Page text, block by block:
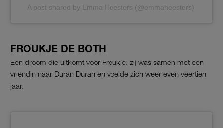
A post shared by Emma Heesters (@emmaheesters)
FROUKJE DE BOTH
Een droom die uitkomt voor Froukje: zij was samen met een
vriendin naar Duran Duran en voelde zich weer even veertien
jaar.